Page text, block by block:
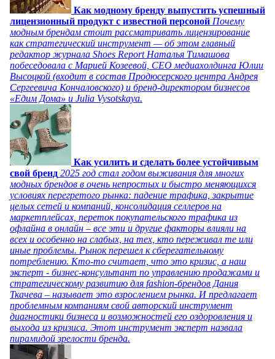
Как модному бренду выпустить успешный
лицензионный продукт с известной персоной Почему
модным брендам стоит рассматривать лицензирование
как стратегический инструмент — об этом главный
редактор журнала Shoes Report Наталья Тимашова
побеседовала с Марией Козеевой, СЕО медиахолдинга Юлии
Высоцкой (входит в состав Продюсерского центра Андрея
Сергеевича Кончаловского) и бренд-директором бизнесов
«Едим Дома» и Julia Vysotskaya.
Как усилить и сделать более устойчивым
свой бренд 2025 год стал годом выживания для многих
модных брендов в очень непростых и быстро меняющихся
условиях перегретого рынка: падение трафика, закрытие
целых сетей и компаний, консолидация селлеров на
маркетплейсах, переток покупательского трафика из
офлайна в онлайн – все эти и другие факторы влияли на
всех и особенно на слабых, на тех, кто переживал те или
иные проблемы. Рынок перешел к сберегательному
потреблению. Кто-то считает, что это кризис, а наш
эксперт - бизнес-консультант по управлению продажами и
стратегическому развитию для fashion-брендов Дания
Ткачева – называет это взрослением рынка. И предлагает
проблемным компаниям свой авторский инструмент
диагностики бизнеса и возможностей его оздоровления и
выхода из кризиса. Этот инструмент эксперт назвала
пирамидой зрелости бренда.